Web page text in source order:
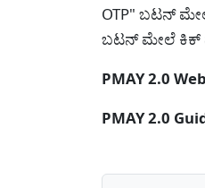
OTP" ಬಟನ್
ಬಟನ್ ಮೇಲೆ ಕಿಕ್
PMAY 2.0
PMAY 2.0